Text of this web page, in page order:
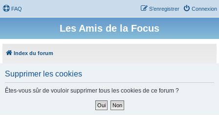
FAQ Connexion
S’enregistrer
Les Amis de la Focus
Index du forum
Supprimer les cookies
Êtes-vous sûr de vouloir supprimer tous les cookies de ce forum ?